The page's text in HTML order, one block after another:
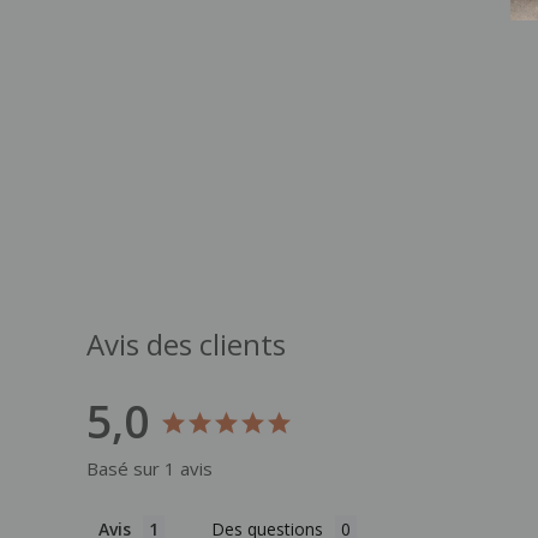
Avis des clients
5,0
Basé sur 1 avis
Avis Des questions